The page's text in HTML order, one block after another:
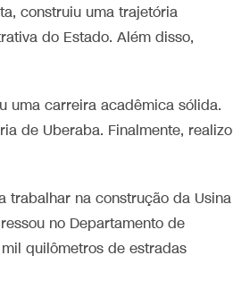
construiu uma trajetória
do Estado. Além disso,
uma carreira acadêmica sólida.
de Uberaba. Finalmente,
trabalhar na construção da Usina
no Departamento de
quilômetros de estradas